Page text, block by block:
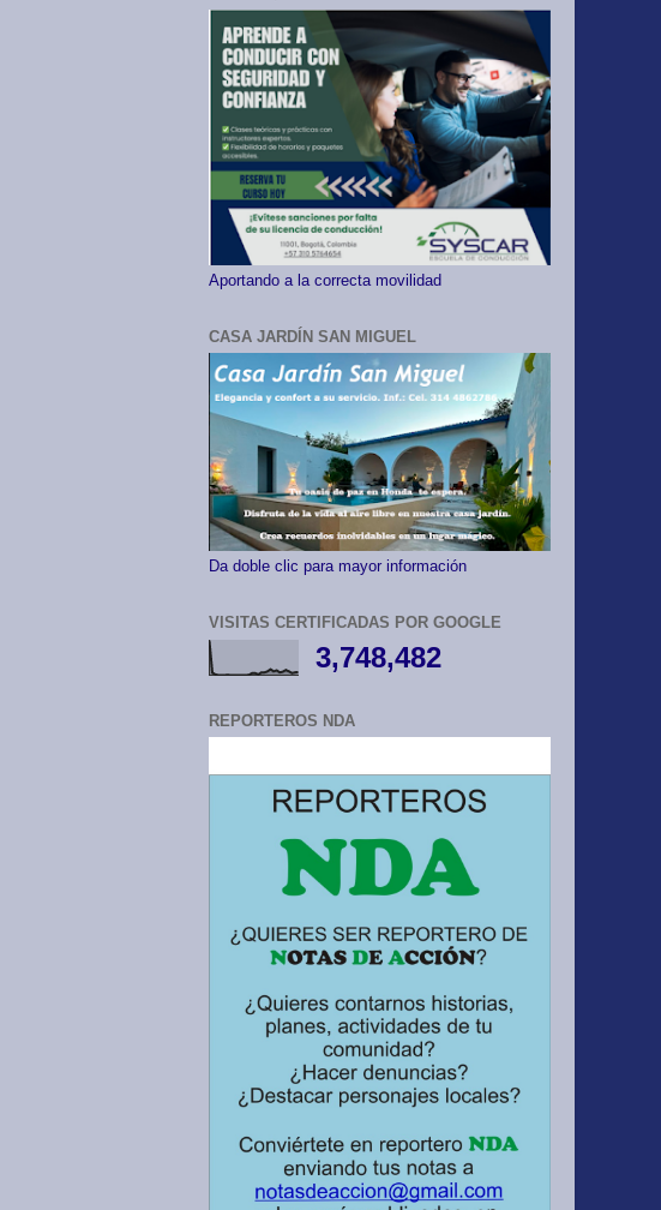
Aportando a la correcta movilidad
CASA JARDÍN SAN MIGUEL
Da doble clic para mayor información
VISITAS CERTIFICADAS POR GOOGLE
3,748,482
REPORTEROS NDA